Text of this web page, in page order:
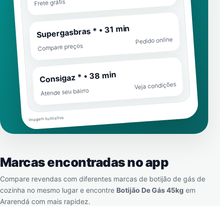
Frete grátis
Supergasbras * • 31 min
Compare preços
Pedido online
Consigaz * • 38 min
Atende seu bairro
Veja condições
Imagem ilustrativa
Marcas encontradas no app
Compare revendas com diferentes marcas de botijão de gás de
cozinha no mesmo lugar e encontre Botijão De Gás 45kg em
Ararendá com mais rapidez.